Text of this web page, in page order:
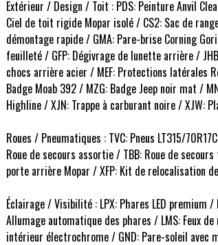
Extérieur / Design / Toit : PDS: Peinture Anvil
Ciel de toit rigide Mopar isolé / CS2: Sac de
démontage rapide / GMA: Pare-brise Corning
feuilleté / GFP: Dégivrage de lunette arrière /
chocs arrière acier / MEF: Protections latérales
Badge Moab 392 / MZG: Badge Jeep noir mat /
Highline / XJN: Trappe à carburant noire / XJW:
Roues / Pneumatiques : TVC: Pneus LT315/
Roue de secours assortie / TBB: Roue de
porte arrière Mopar / XFP: Kit de relocalisation
Éclairage / Visibilité : LPX: Phares LED premium /
Allumage automatique des phares / LMS: Feux
intérieur électrochrome / GND: Pare-soleil avec